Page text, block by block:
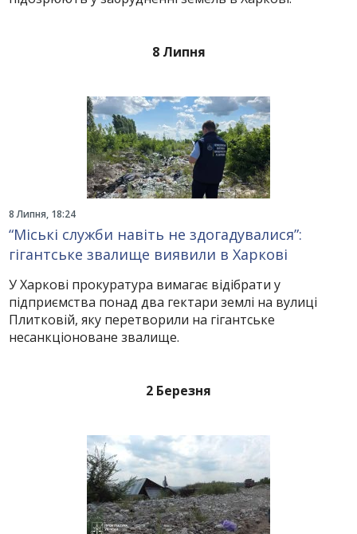
8 Липня
8 Липня, 18:24
“Міські служби навіть не здогадувалися”:
гігантське звалище виявили в Харкові
У Харкові прокуратура вимагає відібрати у
підприємства понад два гектари землі на вулиці
Плитковій, яку перетворили на гігантське
несанкціоноване звалище.
2 Березня